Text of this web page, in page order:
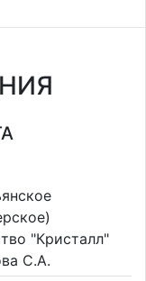
"Кристалл"
С.А.